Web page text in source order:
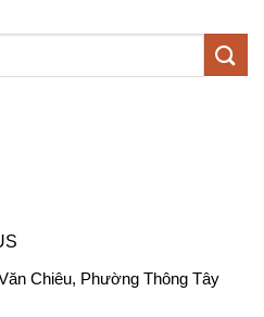
Chiêu, Phường Thông Tây